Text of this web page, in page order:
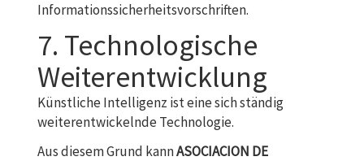
Informationssicherheitsvorschriften.
7. Technologische
Weiterentwicklung
Künstliche Intelligenz ist eine sich ständig
weiterentwickelnde Technologie.
Aus diesem Grund kannASOCIACION DE